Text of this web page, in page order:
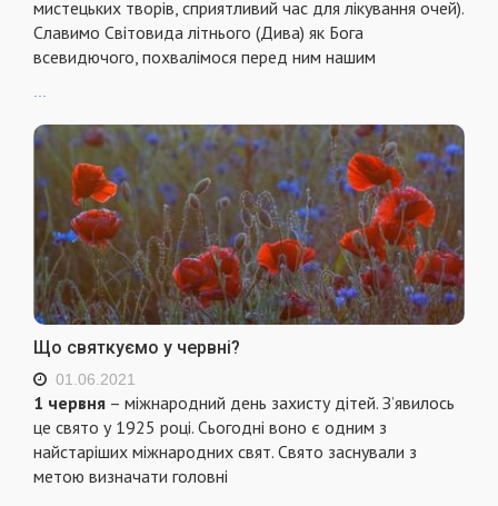
мистецьких творів, сприятливий час для лікування очей).
Славимо Світовида літнього (Дива) як Бога
всевидючого, похвалімося перед ним нашим
Що святкуємо у червні?
01.06.2021
1 червня – міжнародний день захисту дітей. З’явилось
це свято у 1925 році. Сьогодні воно є одним з
найстаріших міжнародних свят. Свято заснували з
метою визначати головні